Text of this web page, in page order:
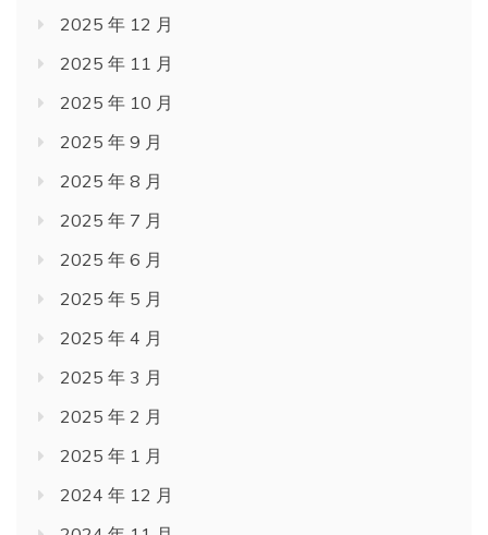
2025 年 12 月
2025 年 11 月
2025 年 10 月
2025 年 9 月
2025 年 8 月
2025 年 7 月
2025 年 6 月
2025 年 5 月
2025 年 4 月
2025 年 3 月
2025 年 2 月
2025 年 1 月
2024 年 12 月